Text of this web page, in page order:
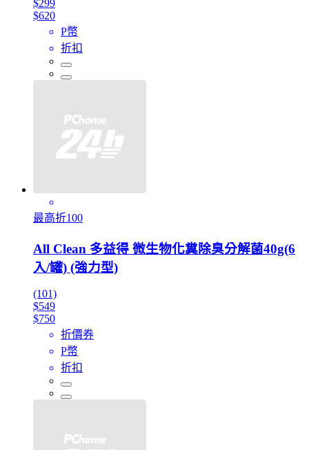
$299
$620
P幣
折扣
最高折100
All Clean 多益得 微生物化糞除臭分解菌40g(6
入/罐) (強力型)
(101)
$549
$750
折價券
P幣
折扣